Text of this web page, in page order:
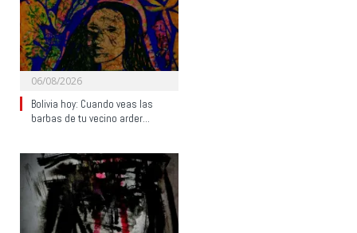
06/08/2026
Bolivia hoy: Cuando veas las
barbas de tu vecino arder…